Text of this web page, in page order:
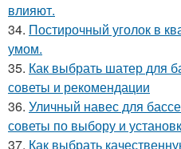
влияют.
34. Постирочный уголок в
умом.
35. Как выбрать шатер для
советы и рекомендации
36. Уличный навес для
советы по выбору и
37. Как выбрать